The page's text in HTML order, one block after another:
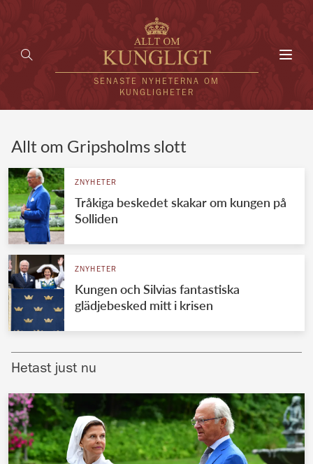
SENASTE NYHETERNA OM
KUNGLIGHETER
UTLÄNDSKT
VÄRLDENS KUNGAHUS
Svenska kungahuset
Brittiska kungahuset
Nederländska kungahuset
Belgiska kungahuset
Jordanska kungahuset
REDAKTION
Allt om Gripsholms slott
ZNYHETER
Tråkiga beskedet skakar om kungen på
Solliden
ZNYHETER
Kungen och Silvias fantastiska
glädjebesked mitt i krisen
Hetast just nu